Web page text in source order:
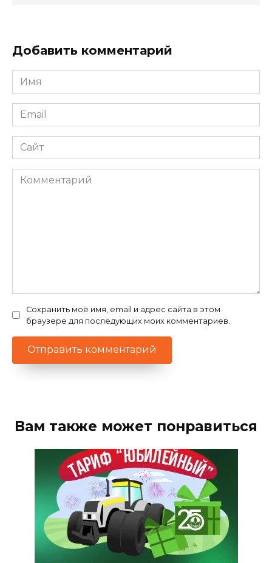
Добавить комментарий
Имя
*
Email
*
Сайт
Комментарий
Сохранить моё имя, email и адрес сайта в этом
браузере для последующих моих комментариев.
Вам также может понравиться